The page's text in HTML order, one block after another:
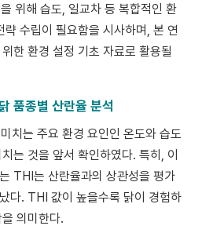
위해 습도, 일교차 등 복합적인 환
수립이 필요함을 시사하며, 본 연
한 환경 설정 기초 자료로 활용될
품종별 산란율 분석
치는 주요 환경 요인인 온도와 습도
는 것을 앞서 확인하였다. 특히, 이
THI는 산란율과의 상관성을 평가
다. THI 값이 높을수록 닭이 경험하
의미한다.